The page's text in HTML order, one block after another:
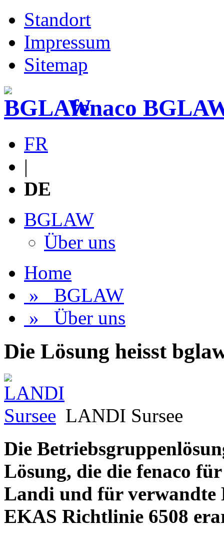
Standort
Impressum
Sitemap
fenaco
FR
|
DE
BGLAW
Über uns
Home
» BGLAW
» Über uns
Die Lösung heisst
LANDI Sursee
Die
Lösung, die die fenaco
Landi und für verwandte
EKAS Richtlinie 6508